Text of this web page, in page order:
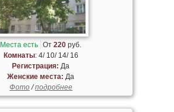
Места есть От220 руб.
Комнаты: 4/ 10/ 14/ 16
Регистрация: Да
Женские места: Да
Фото/подробнее